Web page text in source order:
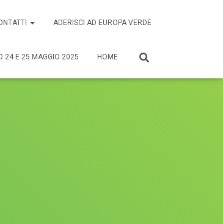
ADERISCI AD EUROPA VERDE
24 E 25 MAGGIO 2025 HOME